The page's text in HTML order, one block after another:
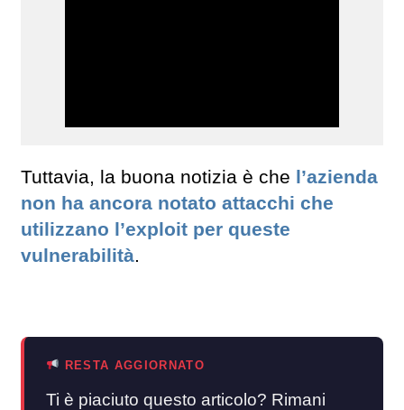
Tuttavia, la buona notizia è che l’azienda
non ha ancora notato attacchi che
utilizzano l’exploit per queste
vulnerabilità.
RESTA AGGIORNATO
Ti è piaciuto questo articolo? Rimani